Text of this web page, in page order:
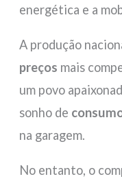
energética e a
A produção
preços mais
um povo
sonho de
na garagem.
No entanto, o